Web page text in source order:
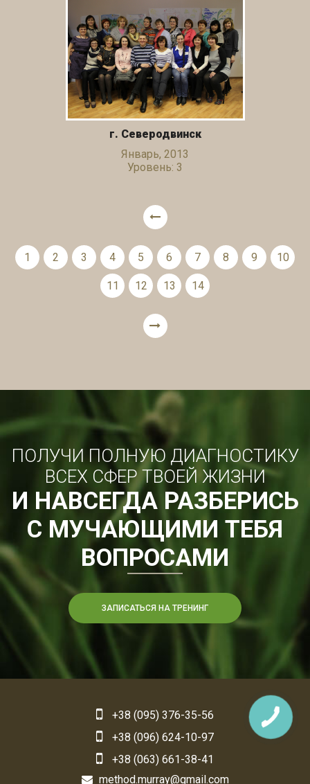
г. Северодвинск
Январь, 2013
Уровень: 3
1 2 3 4 5 6 7 8 9 10
11 12 13 14
ПОЛУЧИ ПОЛНУЮ ДИАГНОСТИКУ
ВСЕХ СФЕР ТВОЕЙ ЖИЗНИ
И НАВСЕГДА РАЗБЕРИСЬ
С МУЧАЮЩИМИ ТЕБЯ
ВОПРОСАМИ
ЗАПИСАТЬСЯ НА ТРЕНИНГ
+38 (095) 376-35-56
+38 (096) 624-10-97
+38 (063) 661-38-41
method.murray@gmail.com